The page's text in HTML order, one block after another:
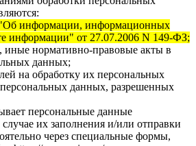
информации, информационных
информации" от 27.07.2006 N 149-ФЗ;
иные нормативно-правовые акты в
данных;
на обработку их персональных
данных, разрешенных
персональные данные
случае их заполнения и/или отправки
через специальные формы,